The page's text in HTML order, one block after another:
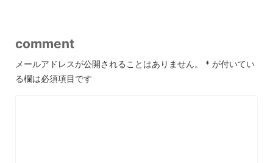
comment
メールアドレスが公開されることはありません。 * が付いてい
る欄は必須項目です